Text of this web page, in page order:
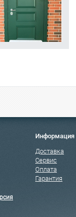
Информация
Доставка
Сервис
Оплата
Гарантия